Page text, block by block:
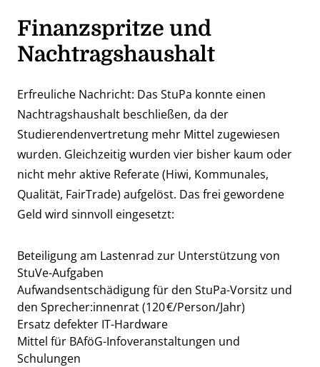
Finanzspritze und
Nachtragshaushalt
Erfreuliche Nachricht: Das StuPa konnte einen
Nachtragshaushalt beschließen, da der
Studierendenvertretung mehr Mittel zugewiesen
wurden. Gleichzeitig wurden vier bisher kaum oder
nicht mehr aktive Referate (Hiwi, Kommunales,
Qualität, FairTrade) aufgelöst. Das frei gewordene
Geld wird sinnvoll eingesetzt:
Beteiligung am Lastenrad zur Unterstützung von
StuVe-Aufgaben
Aufwandsentschädigung für den StuPa-Vorsitz und
den Sprecher:innenrat (120 €/Person/Jahr)
Ersatz defekter IT-Hardware
Mittel für BAföG-Infoveranstaltungen und
Schulungen